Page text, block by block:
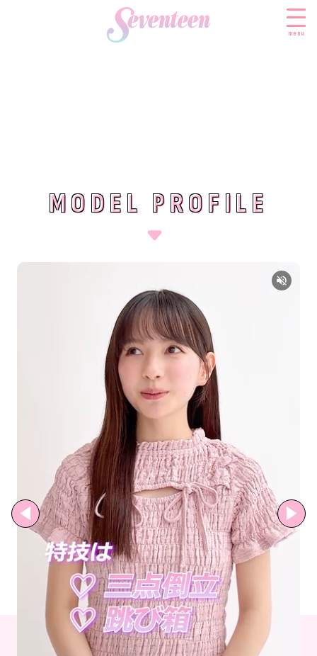
menu
着回し
ビューティニュース
トレンドメイク
ヘアアレンジ・ヘアケア
SCHOOL
ENTERTAINMENT
LIFESTYLE
JKランキング・アワード
モデルの購入品
JKトレンドニュース
MODEL'S BLOG
Instagram
YouTube
FORTUNE
ゲッターズ飯田
MISS SEVENTEEN
ミスセブンティーンニュース
MAGAZINE
バックナンバー
INFORMATION
Seventeenについて
Follow us
MODEL PROFILE
MODEL PROFILE